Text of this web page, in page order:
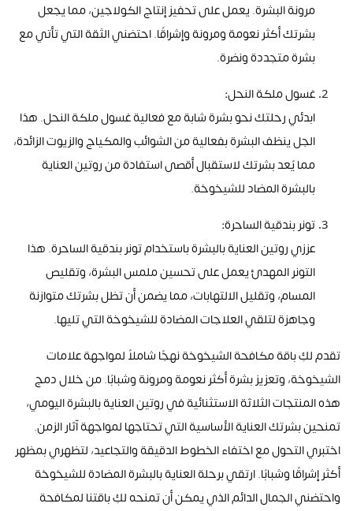
مرونة البشرة. يعمل على تحفيز إنتاج الكولاجين، مما يجعل
بشرتك أكثر نعومة ومرونة وإشراقًا. احتضني الثقة التي تأتي مع
بشرة متجددة ونضرة.
غسول ملكة النحل:
ابدئي رحلتك نحو بشرة شابة مع فعالية غسول ملكة النحل. هذا
الجل ينظف البشرة بفعالية من الشوائب والمكياج والزيوت الزائدة،
مما يُعد بشرتك لاستقبال أقصى استفادة من روتين العناية
بالبشرة المضاد للشيخوخة.
تونر بندقية الساحرة:
عززي روتين العناية بالبشرة باستخدام تونر بندقية الساحرة. هذا
التونر المهدئ يعمل على تحسين ملمس البشرة، وتقليص
المسام، وتقليل الالتهابات، مما يضمن أن تظل بشرتك متوازنة
وجاهزة لتلقي العلاجات المضادة للشيخوخة التي تليها.
تقدم لكِ باقة مكافحة الشيخوخة نهجًا شاملاً لمواجهة علامات
الشيخوخة، وتعزيز بشرة أكثر نعومة ومرونة وشبابًا. من خلال دمج
هذه المنتجات الثلاثة الاستثنائية في روتين العناية بالبشرة اليومي،
تمنحين بشرتك العناية الأساسية التي تحتاجها لمواجهة آثار الزمن.
اختبري التحول مع اختفاء الخطوط الدقيقة والتجاعيد، لتظهري بمظهر
أكثر إشراقًا وشبابًا. ارتقي برحلة العناية بالبشرة المضادة للشيخوخة
واحتضني الجمال الدائم الذي يمكن أن تمنحه لكِ باقتنا لمكافحة